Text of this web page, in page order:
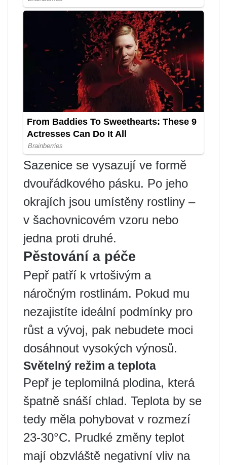
Sazenice se vysazují ve formě
dvouřádkového pásku. Po jeho
okrajích jsou umístěny rostliny –
v šachovnicovém vzoru nebo
jedna proti druhé.
Pěstování a péče
Pepř patří k vrtošivým a
náročným rostlinám. Pokud mu
nezajistíte ideální podmínky pro
růst a vývoj, pak nebudete moci
dosáhnout vysokých výnosů.
Světelný režim a teplota
Pepř je teplomilná plodina, která
špatně snáší chlad. Teplota by se
tedy měla pohybovat v rozmezí
23-30°C. Prudké změny teplot
mají obzvláště negativní vliv na